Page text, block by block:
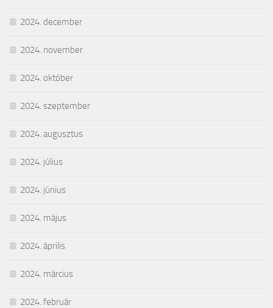
2024. december
2024. november
2024. október
2024. szeptember
2024. augusztus
2024. július
2024. június
2024. május
2024. április
2024. március
2024. február